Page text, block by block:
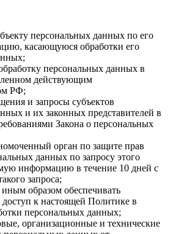
персональных данных по его
касающуюся обработки его
персональных данных в
действующим
РФ;
и запросы субъектов
и их законных представителей в
Закона о персональных
орган по защите прав
данных по запросу этого
информацию в течение 10 дней с
запроса;
образом обеспечивать
к настоящей Политике в
персональных данных;
организационные и технические